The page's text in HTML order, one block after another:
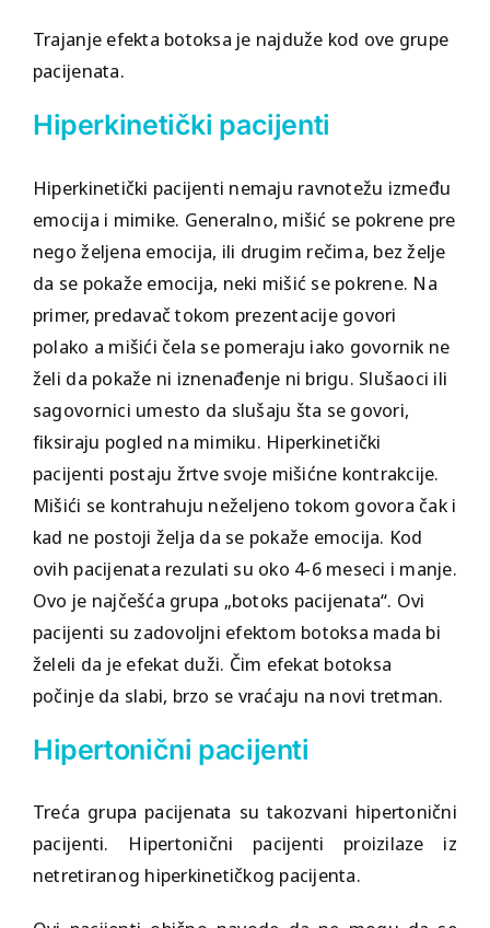
Trajanje efekta botoksa je najduže kod ove grupe
pacijenata.
Hiperkinetički pacijenti
Hiperkinetički pacijenti nemaju ravnotežu između
emocija i mimike. Generalno, mišić se pokrene pre
nego željena emocija, ili drugim rečima, bez želje
da se pokaže emocija, neki mišić se pokrene. Na
primer, predavač tokom prezentacije govori
polako a mišići čela se pomeraju iako govornik ne
želi da pokaže ni iznenađenje ni brigu. Slušaoci ili
sagovornici umesto da slušaju šta se govori,
fiksiraju pogled na mimiku. Hiperkinetički
pacijenti postaju žrtve svoje mišićne kontrakcije.
Mišići se kontrahuju neželjeno tokom govora čak i
kad ne postoji želja da se pokaže emocija. Kod
ovih pacijenata rezulati su oko 4-6 meseci i manje.
Ovo je najčešća grupa „botoks pacijenata“. Ovi
pacijenti su zadovoljni efektom botoksa mada bi
želeli da je efekat duži. Čim efekat botoksa
počinje da slabi, brzo se vraćaju na novi tretman.
Hipertonični pacijenti
Treća grupa pacijenata su takozvani hipertonični
pacijenti. Hipertonični pacijenti proizilaze iz
netretiranog hiperkinetičkog pacijenta.